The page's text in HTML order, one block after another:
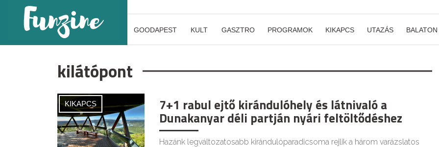
GOODAPEST KULT GASZTRO PROGRAMOK KIKAPCS UTAZÁS BALATON
kilátópont
KIKAPCS 7+1 rabul ejtő kirándulóhely és látnivaló a
Dunakanyar déli partján nyári feltöltődéshez
Hazánk legváltozatosabb kirándulóparadicsoma rejlik a három varázslatos